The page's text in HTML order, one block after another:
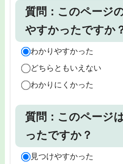
質問：このページ
やすかったですか
わかりやすかった
どちらともいえない
わかりにくかった
質問：このページ
ったですか？
見つけやすかった